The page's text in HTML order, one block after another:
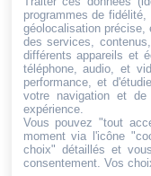
Mentions
légales
Conditions de
retour et de
remboursement
Droit de
rétractation
programmes de
géolocalisation précise,
des services,
différents appareils et
téléphone, audio, et
performance, et
votre navigation et de
expérience.
Vous pouvez "tout
moment via l'icône
choix" détaillés et
consentement. Vos